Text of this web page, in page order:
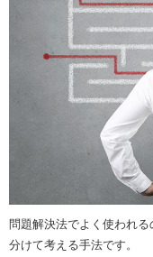
問題解決法でよく使われ
分けて考える手法です。